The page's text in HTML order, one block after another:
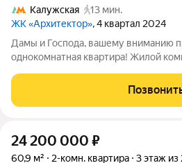
Калужская
13 мин.
ЖК «Архитектор», 4 квартал 2024
Дамы и Господа, вашему вниманию
однокомнатная квартира! Жилой
расположенна на 12 этаже, общей
Планировка квартиры функциональна:
24 200 000 ₽
60,9 м² 2-комн. квартира 3 этаж из